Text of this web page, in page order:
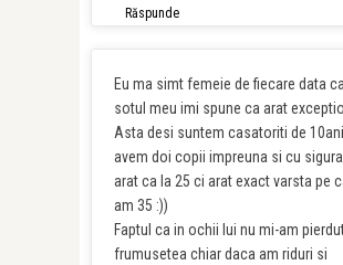
Răspunde
Eu ma simt femeie de fiecare data
sotul meu imi spune ca arat
Asta desi suntem casatoriti de
avem doi copii impreuna si cu
arat ca la 25 ci arat exact varsta pe
am 35 :))
Faptul ca in ochii lui nu mi-am
frumusetea chiar daca am riduri si